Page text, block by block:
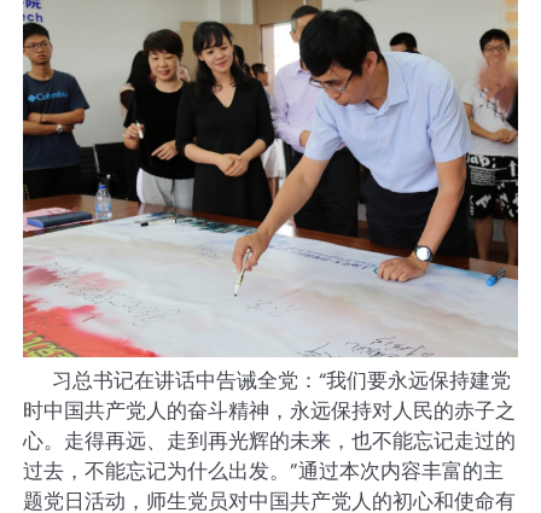
习总书记在讲话中告诫全党：“我们要永远保持建党
时中国共产党人的奋斗精神，永远保持对人民的赤子之
心。走得再远、走到再光辉的未来，也不能忘记走过的
过去，不能忘记为什么出发。”通过本次内容丰富的主
题党日活动，师生党员对中国共产党人的初心和使命有